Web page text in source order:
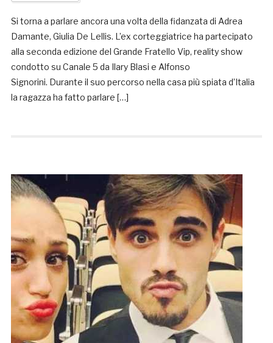
Si torna a parlare ancora una volta della fidanzata di Adrea
Damante, Giulia De Lellis. L’ex corteggiatrice ha partecipato
alla seconda edizione del Grande Fratello Vip, reality show
condotto su Canale 5 da Ilary Blasi e Alfonso
Signorini. Durante il suo percorso nella casa più spiata d’Italia
la ragazza ha fatto parlare […]